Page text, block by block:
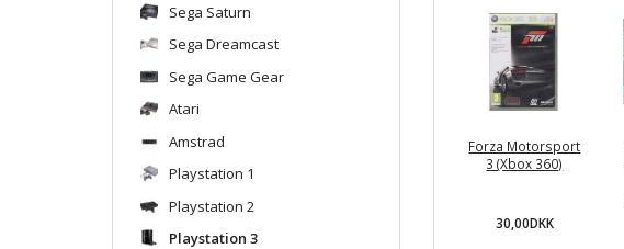
Sega Saturn
Sega Dreamcast
Sega Game Gear
Atari
Amstrad
Playstation 1
Playstation 2
Playstation 3
Forza Motorsport
3 (Xbox 360)
30,00DKK